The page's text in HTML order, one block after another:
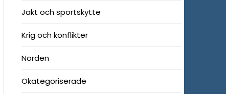
Jakt och sportskytte
Krig och konflikter
Norden
Okategoriserade